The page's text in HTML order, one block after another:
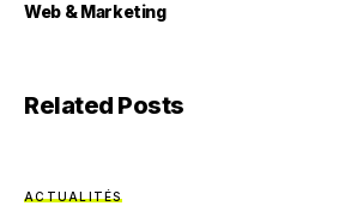
Web & Marketing
Related Posts
ACTUALITÉS